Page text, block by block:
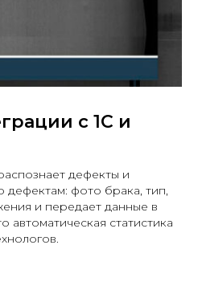
с 1С и
дефекты и
дефектам: фото брака, тип,
и передает данные в
автоматическая статистика